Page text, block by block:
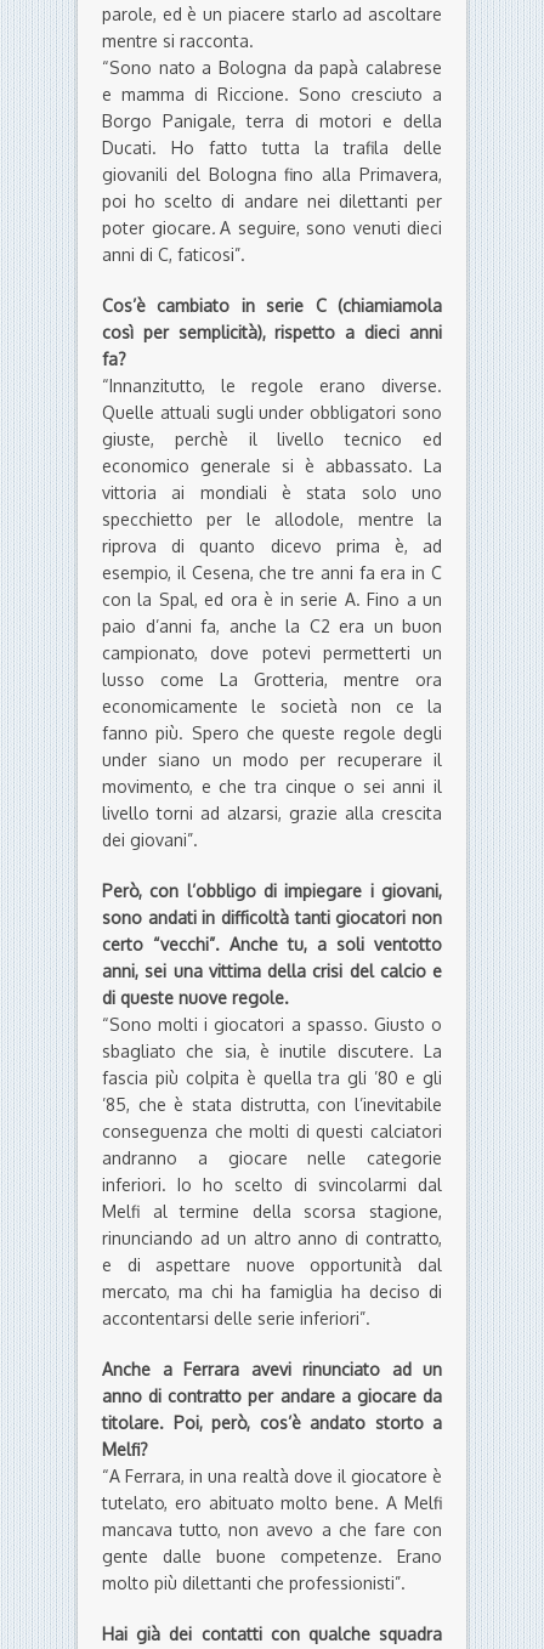
parole, ed è un piacere starlo ad ascoltare
mentre si racconta.
“Sono nato a Bologna da papà calabrese
e mamma di Riccione. Sono cresciuto a
Borgo Panigale, terra di motori e della
Ducati. Ho fatto tutta la trafila delle
giovanili del Bologna fino alla Primavera,
poi ho scelto di andare nei dilettanti per
poter giocare. A seguire, sono venuti dieci
anni di C, faticosi”.
Cos’è cambiato in serie C (chiamiamola
così per semplicità), rispetto a dieci anni
fa?
“Innanzitutto, le regole erano diverse.
Quelle attuali sugli under obbligatori sono
giuste, perchè il livello tecnico ed
economico generale si è abbassato. La
vittoria ai mondiali è stata solo uno
specchietto per le allodole, mentre la
riprova di quanto dicevo prima è, ad
esempio, il Cesena, che tre anni fa era in C
con la Spal, ed ora è in serie A. Fino a un
paio d’anni fa, anche la C2 era un buon
campionato, dove potevi permetterti un
lusso come La Grotteria, mentre ora
economicamente le società non ce la
fanno più. Spero che queste regole degli
under siano un modo per recuperare il
movimento, e che tra cinque o sei anni il
livello torni ad alzarsi, grazie alla crescita
dei giovani”.
Però, con l’obbligo di impiegare i giovani,
sono andati in difficoltà tanti giocatori non
certo “vecchi”. Anche tu, a soli ventotto
anni, sei una vittima della crisi del calcio e
di queste nuove regole.
“Sono molti i giocatori a spasso. Giusto o
sbagliato che sia, è inutile discutere. La
fascia più colpita è quella tra gli ’80 e gli
’85, che è stata distrutta, con l’inevitabile
conseguenza che molti di questi calciatori
andranno a giocare nelle categorie
inferiori. Io ho scelto di svincolarmi dal
Melfi al termine della scorsa stagione,
rinunciando ad un altro anno di contratto,
e di aspettare nuove opportunità dal
mercato, ma chi ha famiglia ha deciso di
accontentarsi delle serie inferiori”.
Anche a Ferrara avevi rinunciato ad un
anno di contratto per andare a giocare da
titolare. Poi, però, cos’è andato storto a
Melfi?
“A Ferrara, in una realtà dove il giocatore è
tutelato, ero abituato molto bene. A Melfi
mancava tutto, non avevo a che fare con
gente dalle buone competenze. Erano
molto più dilettanti che professionisti”.
Hai già dei contatti con qualche squadra